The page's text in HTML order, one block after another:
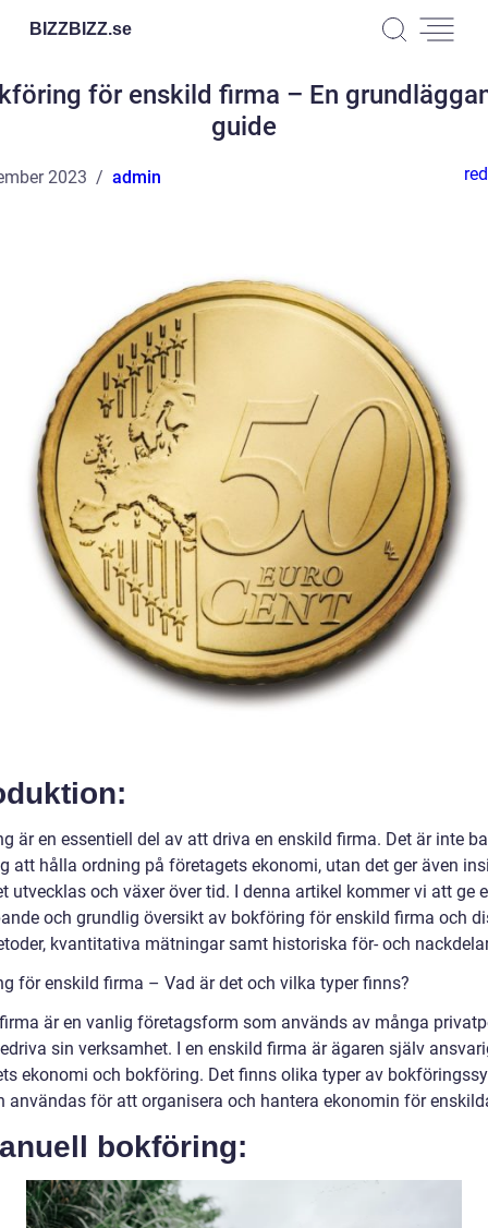
BIZZBIZZ.se
för enskild firma – En
guide
2023 admin
är en essentiell del av att driva en enskild firma. Det är inte
att hålla ordning på företagets ekonomi, utan det ger även
utvecklas och växer över tid. I denna artikel kommer vi att ge
och grundlig översikt av bokföring för enskild firma och
kvantitativa mätningar samt historiska för- och
för enskild firma – Vad är det och vilka typer finns?
är en vanlig företagsform som används av många
sin verksamhet. I en enskild firma är ägaren själv
ekonomi och bokföring. Det finns olika typer av
användas för att organisera och hantera ekonomin för
bokföring: